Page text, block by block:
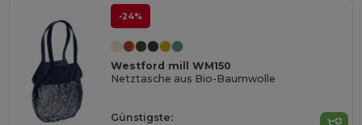
-24%
Westford mill WM150
Netztasche aus Bio-Baumwolle
Günstigste: